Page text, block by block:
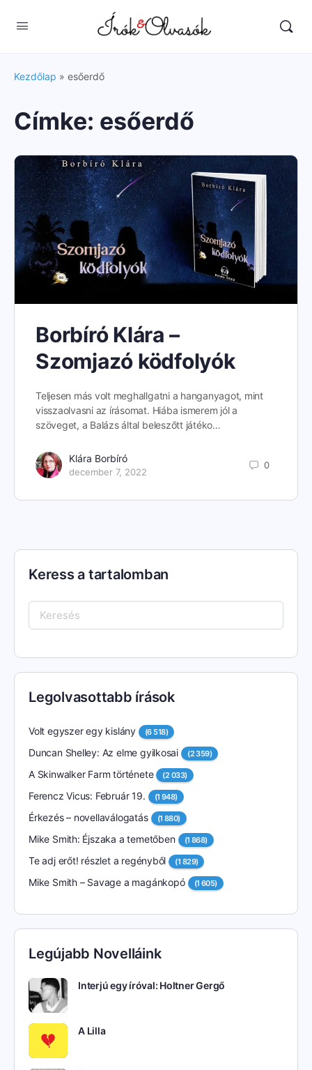
Kezdőlap » esőerdő
Címke: esőerdő
Borbíró Klára –
Szomjazó ködfolyók
Teljesen más volt meghallgatni a hanganyagot, mint
visszaolvasni az írásomat. Hiába ismerem jól a
szöveget, a Balázs által beleszőtt játéko…
Klára Borbíró
december 7, 2022
0
Keress a tartalomban
Keresés:
Legolvasottabb írások
Volt egyszer egy kislány (6 518)
Duncan Shelley: Az elme gyilkosai (2 359)
A Skinwalker Farm története (2 033)
Ferencz Vicus: Február 19. (1 948)
Érkezés – novellaválogatás (1 880)
Mike Smith: Éjszaka a temetőben (1 868)
Te adj erőt! részlet a regényből (1 829)
Mike Smith – Savage a magánkopó (1 605)
Legújabb Novelláink
Interjú egy íróval: Holtner Gergő
A Lilla